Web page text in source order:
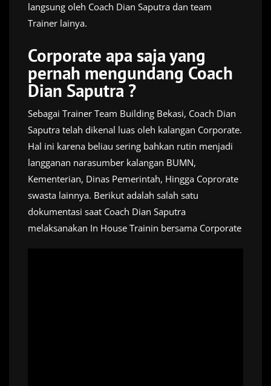
langsung oleh Coach Dian Saputra dan team
Trainer lainya.
Corporate apa saja yang
pernah mengundang Coach
Dian Saputra ?
Sebagai Trainer Team Building Bekasi, Coach Dian
Saputra telah dikenal luas oleh kalangan Corporate.
Hal ini karena beliau sering bahkan rutin menjadi
langganan narasumber kalangan BUMN,
Kementerian, Dinas Pemerintah, Hingga Coprorate
swasta lainnya. Berikut adalah salah satu
dokumentasi saat Coach Dian Saputra
melaksanakan In House Trainin bersama Corporate